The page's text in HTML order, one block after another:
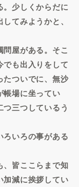
。少しくからだに
てみようかと、
屋がある。そこ
でも出入りをして
たついでに、無沙
帳場に坐ってい
三つしているう
ろいろの事がある
皆ここらまで知
加減に挨拶してい